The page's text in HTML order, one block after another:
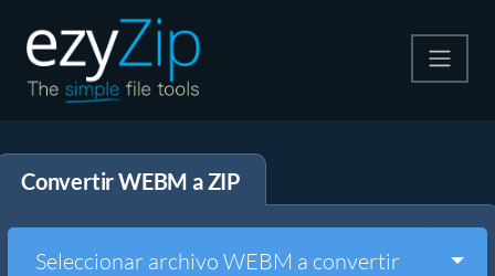
Descomprime
Convertir WEBM a ZIP
Seleccionar archivo WEBM a convertir